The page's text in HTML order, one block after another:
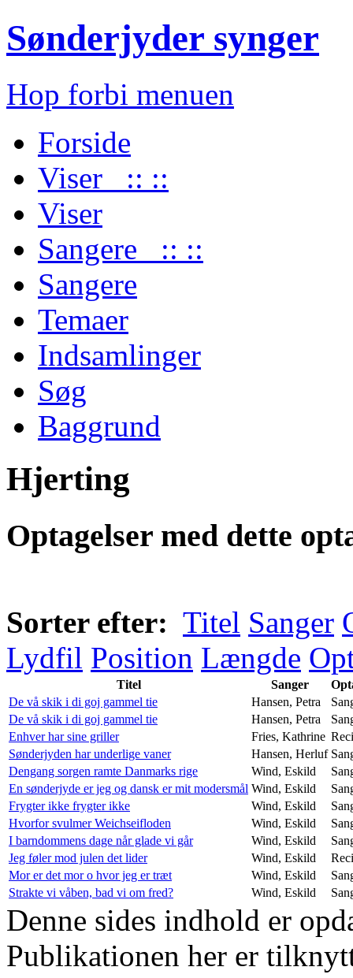
Sønderjyder synger
Hop forbi menuen
Forside
Viser :: ::
Viser
Sangere :: ::
Sangere
Temaer
Indsamlinger
Søg
Baggrund
Hjerting
Optagelser med dette
Sorter efter: Titel Sanger
Lydfil Position Længde
Titel Sanger
De vå skik i di goj gammel tie
Hansen, Petra
De vå skik i di goj gammel tie
Hansen, Petra
Enhver har sine griller
Fries, Kathrine
Sønderjyden har underlige vaner
Hansen, Herluf
Dengang sorgen ramte Danmarks rige
Wind, Eskild
En sønderjyde er jeg og dansk er mit modersmål Wind, Eskild
Frygter ikke frygter ikke
Wind, Eskild
Hvorfor svulmer Weichseifloden
Wind, Eskild
I barndommens dage når glade vi går
Wind, Eskild
Jeg føler mod julen det lider
Wind, Eskild
Mor er det mor o hvor jeg er træt
Wind, Eskild
Strakte vi våben, bad vi om fred?
Wind, Eskild
Denne sides indhold er
Publikationen her er